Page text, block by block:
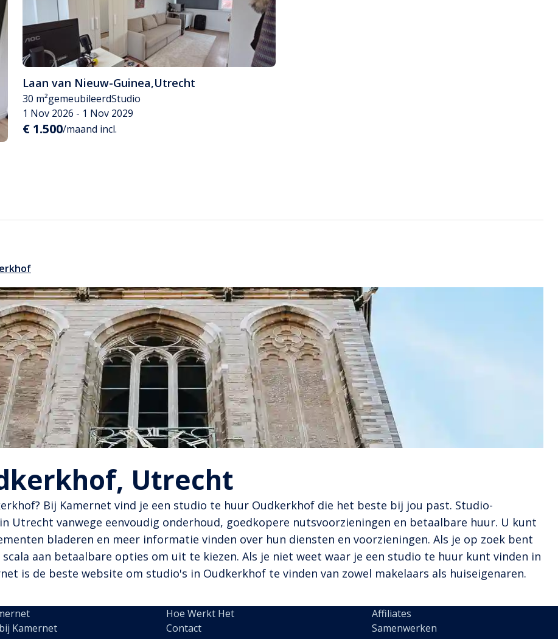
Laan van Nieuw-Guinea,Utrecht
30 m²gemeubileerdStudio
1 Nov 2026 - 1 Nov 2029
€ 1.500/maand incl.
Utrecht
Bij Kamernet vind je een studio te huur Oudkerkhof die het beste bij jou past. Studio-
Utrecht vanwege eenvoudig onderhoud, goedkopere nutsvoorzieningen en betaalbare huur. U kunt
bladeren en meer informatie vinden over hun diensten en voorzieningen. Als je op zoek bent
aan betaalbare opties om uit te kiezen. Als je niet weet waar je een studio te huur kunt vinden in
is de beste website om studio's in Oudkerkhof te vinden van zowel makelaars als huiseigenaren.
Kamernet
Hoe Werkt Het
Contact
Affiliates
Samenwerken